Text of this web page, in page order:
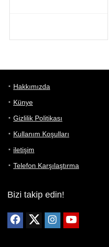
Hakkımızda
Künye
Gizlilik Politikası
Kullanım Koşulları
iletişim
Telefon Karşılaştırma
Bizi takip edin!